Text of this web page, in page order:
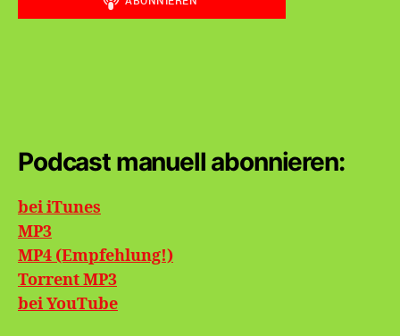
Podcast manuell abonnieren:
bei iTunes
MP3
MP4 (Empfehlung!)
Torrent MP3
beiYouTube